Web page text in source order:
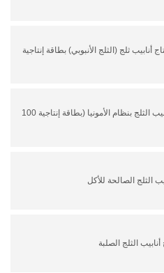
أنابيب ثلج (الثلج الأنبوبي) بطاقة إنتاجية
مصنع أنابيب الثلج بنظام الأمونيا (بطاقة إنتاجية 100
الثلج الصالحة للأكل
الثلج الصلبة